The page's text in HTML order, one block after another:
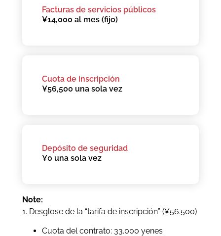
Facturas de servicios públicos
¥14,000 al mes (fijo)
Cuota de inscripción
¥56,500 una sola vez
Depósito de seguridad
¥0 una sola vez
Note:
1. Desglose de la “tarifa de inscripción” (¥56.500)
Cuota del contrato: 33.000 yenes